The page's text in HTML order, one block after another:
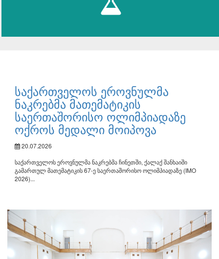
საქართველოს ეროვნულმა
ნაკრებმა მათემატიკის
საერთაშორისო ოლიმპიადაზე
ოქროს მედალი მოიპოვა
20.07.2026
საქართველოს ეროვნულმა ნაკრებმა ჩინეთში, ქალაქ შანხაიში
გამართულ მათემატიკის 67-ე საერთაშორისო ოლიმპიადაზე (IMO
2026)...